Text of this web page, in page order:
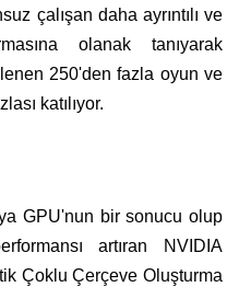
çalışan daha ayrıntılı ve
olanak tanıyarak
250'den fazla oyun ve
katılıyor.
GPU'nun bir sonucu olup
artıran NVIDIA
Çoklu Çerçeve Oluşturma